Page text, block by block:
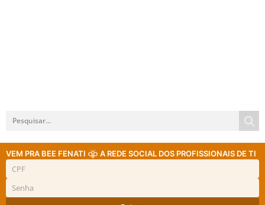
VEM PRA BEE FENATI A REDE SOCIAL DOS PROFISSIONAIS DE TI